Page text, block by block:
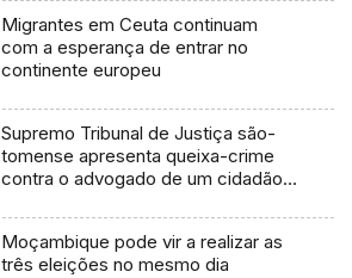
Migrantes em Ceuta continuam
com a esperança de entrar no
continente europeu
Supremo Tribunal de Justiça são-
tomense apresenta queixa-crime
contra o advogado de um cidadão
Moçambique pode vir a realizar as
três eleições no mesmo dia